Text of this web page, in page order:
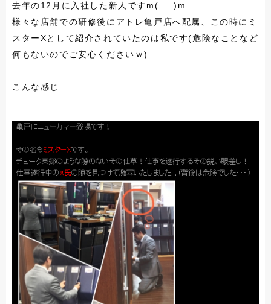
去年の12 月に入社した新人ですm(_ _)m
様々な店舗での研修後にアトレ亀戸店へ配属、この時にミ
スターXとして紹介されていたのは私です(危険なことなど
何もないのでご安心くださいｗ)
こんな感じ